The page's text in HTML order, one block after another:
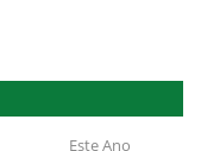
Este Ano